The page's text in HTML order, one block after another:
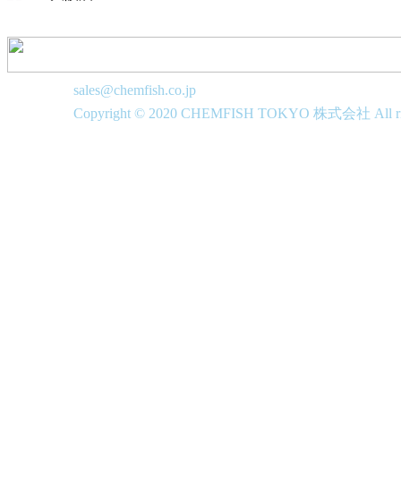
sales@chemfish.co.jp
Copyright © 2020 CHEMFISH TOKYO 株式会社 All